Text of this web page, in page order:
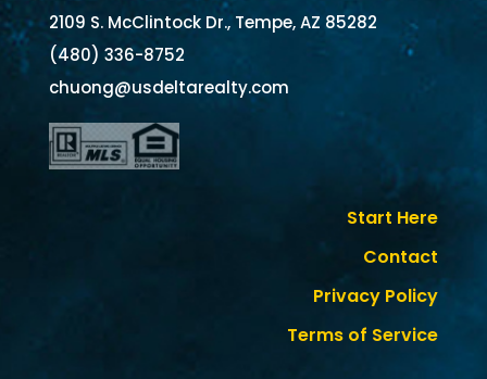
2109 S. McClintock Dr., Tempe, AZ 85282
(480) 336-8752
chuong@usdeltarealty.com
Start Here
Contact
Privacy Policy
Terms of Service